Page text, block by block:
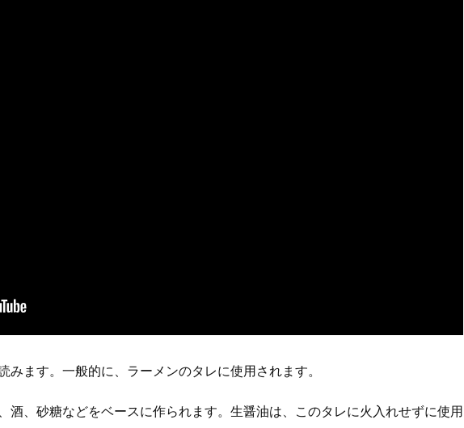
みます。一般的に、ラーメンのタレに使用されます。
酒、砂糖などをベースに作られます。生醤油は、このタレに火入れせずに使用